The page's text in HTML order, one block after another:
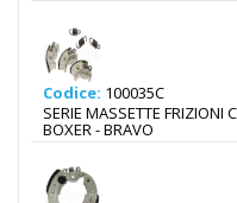
Codice: 100035C
SERIE MASSETTE FRIZIONI
BOXER - BRAVO